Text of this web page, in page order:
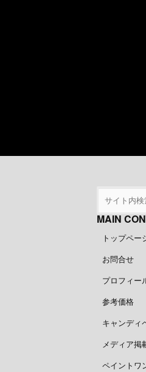
MAIN
トップペー
お問合せ
プロフィー
参考価格
キャンディ
メディア掲
ペイントワ